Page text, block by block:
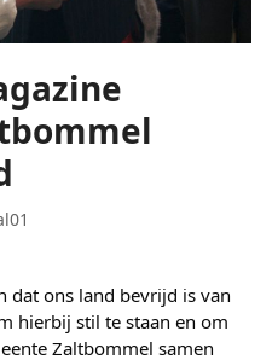
dat ons land bevrijd is van
hierbij stil te staan en om
Zaltbommel samen